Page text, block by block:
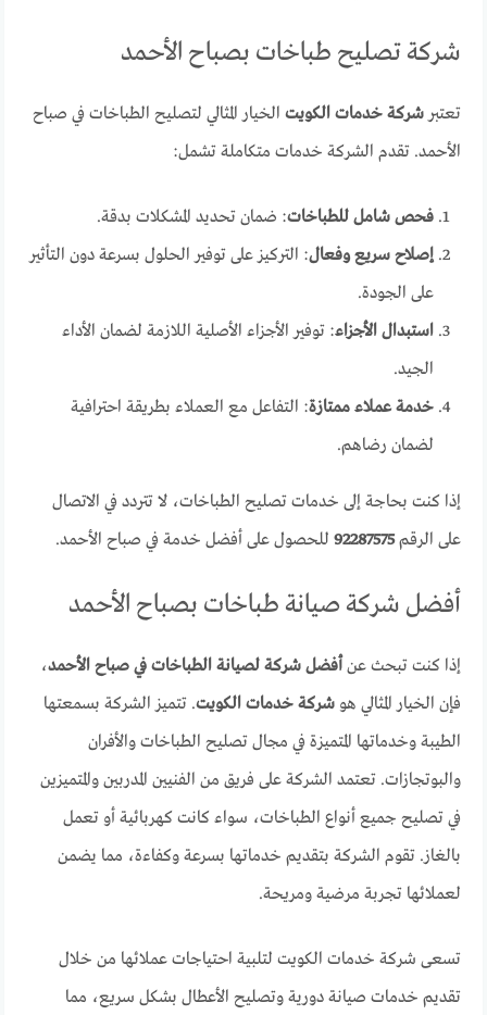
شركة تصليح طباخات بصباح الأحمد
تعتبرشركة خدمات الكويت الخيار المثالي لتصليح الطباخات في صباح
الأحمد. تقدم الشركة خدمات متكاملة تشمل:
فحص شامل للطباخات: ضمان تحديد المشكلات بدقة.
إصلاح سريع وفعال: التركيز على توفير الحلول بسرعة دون التأثير
على الجودة.
استبدال الأجزاء: توفير الأجزاء الأصلية اللازمة لضمان الأداء
الجيد.
خدمة عملاء ممتازة: التفاعل مع العملاء بطريقة احترافية
لضمان رضاهم.
إذا كنت بحاجة إلى خدمات تصليح الطباخات، لا تتردد في الاتصال
على الرقم92287575 للحصول على أفضل خدمة في صباح الأحمد.
أفضل شركة صيانة طباخات بصباح الأحمد
إذا كنت تبحث عنأفضل شركة لصيانة الطباخات في صباح الأحمد،
فإن الخيار المثالي هوشركة خدمات الكويت. تتميز الشركة بسمعتها
الطيبة وخدماتها المتميزة في مجال تصليح الطباخات والأفران
والبوتجازات. تعتمد الشركة على فريق من الفنيين المدربين والمتميزين
في تصليح جميع أنواع الطباخات، سواء كانت كهربائية أو تعمل
بالغاز. تقوم الشركة بتقديم خدماتها بسرعة وكفاءة، مما يضمن
لعملائها تجربة مرضية ومريحة.
تسعى شركة خدمات الكويت لتلبية احتياجات عملائها من خلال
تقديم خدمات صيانة دورية وتصليح الأعطال بشكل سريع، مما